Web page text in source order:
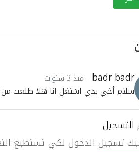
badr badr - منذ 3 سنوات
سلام أخي بدي اشتغل انا هلا طلعت
التسجيل
تسجيل الدخول لكي تستطيع